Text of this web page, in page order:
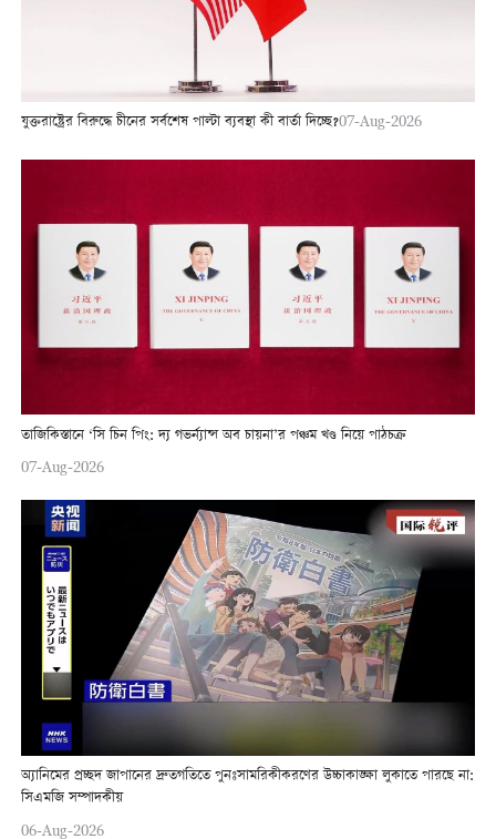
যুক্তরাষ্ট্রের বিরুদ্ধে চীনের সর্বশেষ পাল্টা ব্যবস্থা কী বার্তা দিচ্ছে?07-Aug-2026
তাজিকিস্তানে ‘সি চিন পিং: দ্য গভর্ন্যান্স অব চায়না’র পঞ্চম খণ্ড নিয়ে পাঠচক্র
07-Aug-2026
অ্যানিমের প্রচ্ছদ জাপানের দ্রুতগতিতে পুনঃসামরিকীকরণের উচ্চাকাঙ্ক্ষা লুকাতে পারছে না:
সিএমজি সম্পাদকীয়
06-Aug-2026